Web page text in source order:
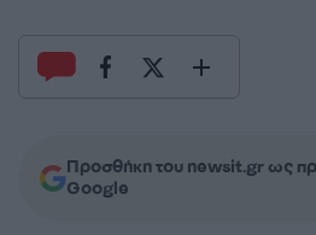
Προσθήκη του newsit.gr ως
Google